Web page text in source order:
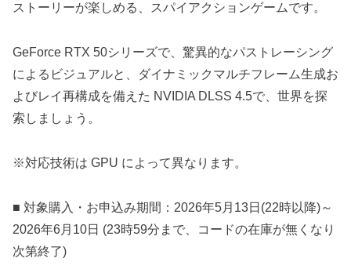
ストーリーが楽しめる、スパイアクションゲームです。
GeForce RTX 50シリーズで、驚異的なパストレーシング
によるビジュアルと、ダイナミックマルチフレーム生成お
よびレイ再構成を備えた NVIDIA DLSS 4.5で、世界を探
索しましょう。
※対応技術は GPU によって異なります。
■ 対象購入・お申込み期間：2026年5月13日(22時以降)～
2026年6月10日 (23時59分まで、コードの在庫が無くなり
次第終了)